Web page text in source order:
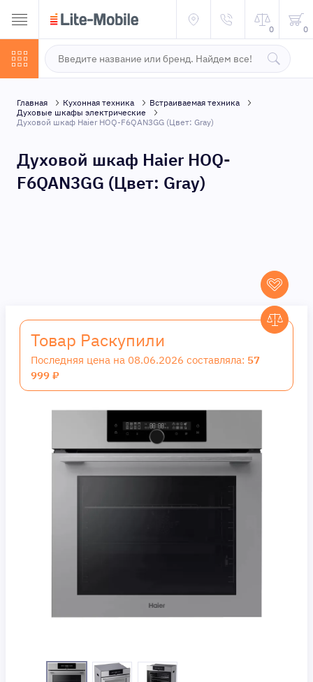
0 0
Главная Кухонная техника
Встраиваемая техника
Духовые шкафы электрические
Духовой шкаф Haier HOQ-F6QAN3GG (Цвет: Gray)
Духовой шкаф Haier HOQ-
F6QAN3GG (Цвет: Gray)
Товар Раскупили
Последняя цена на 08.06.2026 составляла: 57
999 ₽